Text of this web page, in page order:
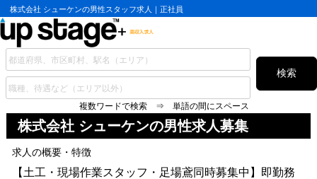
株式会社 シューケンの男性スタッフ求人｜正社員
検索
複数ワードで検索 ⇒ 単語の間にスペース
株式会社 シューケンの男性求人募集
求人の概要・特徴
【土工・現場作業スタッフ・足場鳶同時募集中】即勤務